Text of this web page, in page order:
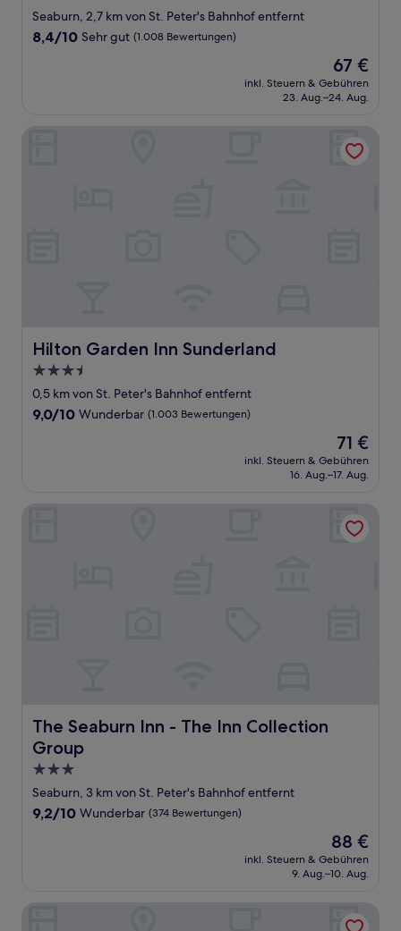
Sterne-
Unterkunft
Seaburn, 2,7 km von St. Peter's Bahnhof entfernt
8.4
Bewertungen)
8,4/10 Sehr gut (1.008 Bewertungen)
Der
Preis
beträgt
67 €
inkl. Steuern & Gebühren
23. Aug.–24. Aug.
Hilton Garden Inn Sunderland
Hilton Garden Inn Sunderland
3.5-
Sterne-
Unterkunft
0,5 km von St. Peter's Bahnhof entfernt
9.0
9,0/10 Wunderbar (1.003 Bewertungen)
Der
Preis
beträgt
71 €
inkl. Steuern & Gebühren
16. Aug.–17. Aug.
The Seaburn Inn - The Inn Collection
Group
The Seaburn Inn - The Inn Collection Group
3.0-
Sterne-
Unterkunft
Seaburn, 3 km von St. Peter's Bahnhof entfernt
9.2
9,2/10 Wunderbar (374 Bewertungen)
Der
Preis
beträgt
88 €
inkl. Steuern & Gebühren
9. Aug.–10. Aug.
The Magnum Hotel Sunderland Sure Collection By Bw